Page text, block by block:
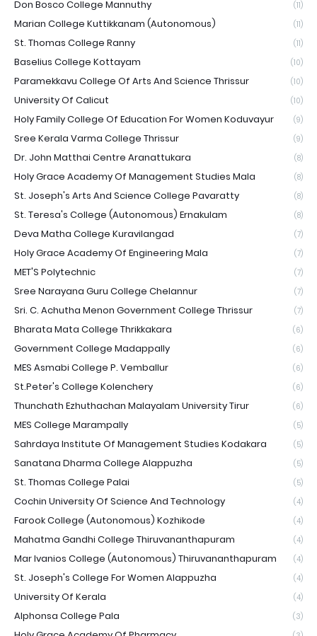
Don Bosco College Mannuthy (11)
Marian College Kuttikkanam (Autonomous) (11)
St. Thomas College Ranny (11)
Baselius College Kottayam (10)
Paramekkavu College Of Arts And Science Thrissur (10)
University Of Calicut (10)
Holy Family College Of Education For Women Koduvayur (9)
Sree Kerala Varma College Thrissur (9)
Dr. John Matthai Centre Aranattukara (8)
Holy Grace Academy Of Management Studies Mala (8)
St. Joseph's Arts And Science College Pavaratty (8)
St. Teresa's College (Autonomous) Ernakulam (8)
Deva Matha College Kuravilangad (7)
Holy Grace Academy Of Engineering Mala (7)
MET'S Polytechnic (7)
Sree Narayana Guru College Chelannur (7)
Sri. C. Achutha Menon Government College Thrissur (7)
Bharata Mata College Thrikkakara (6)
Government College Madappally (6)
MES Asmabi College P. Vemballur (6)
St.Peter's College Kolenchery (6)
Thunchath Ezhuthachan Malayalam University Tirur (6)
MES College Marampally (5)
Sahrdaya Institute Of Management Studies Kodakara (5)
Sanatana Dharma College Alappuzha (5)
St. Thomas College Palai (5)
Cochin University Of Science And Technology (4)
Farook College (Autonomous) Kozhikode (4)
Mahatma Gandhi College Thiruvananthapuram (4)
Mar Ivanios College (Autonomous) Thiruvananthapuram (4)
St. Joseph's College For Women Alappuzha (4)
University Of Kerala (4)
Alphonsa College Pala (3)